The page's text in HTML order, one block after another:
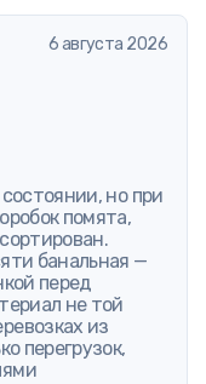
6 августа 2026
но при
помята,
банальная —
перед
не той
из
перегрузок,